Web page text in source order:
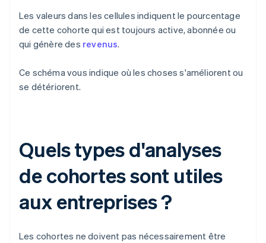
Les valeurs dans les cellules indiquent le pourcentage
de cette cohorte qui est toujours active, abonnée ou
qui génère des revenus.
Ce schéma vous indique où les choses s'améliorent ou
se détériorent.
Quels types d'analyses
de cohortes sont utiles
aux entreprises ?
Les cohortes ne doivent pas nécessairement être